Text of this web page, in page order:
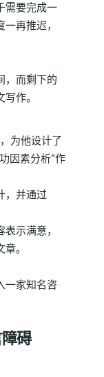
需要完成一
再推迟，
，而剩下的
作。
为他设计了
因素分析”作
，并通过
示满意，
。
一家知名咨
碍